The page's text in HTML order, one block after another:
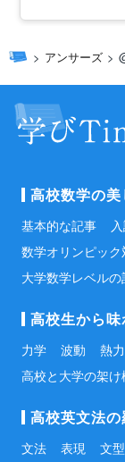
アンサーズ
高校数学の
基本的な記事
数学オリンピッ
大学数学レベルの
高校生から
力学 波動 熱
高校と大学の架け
高校英文法
文法 表現 文